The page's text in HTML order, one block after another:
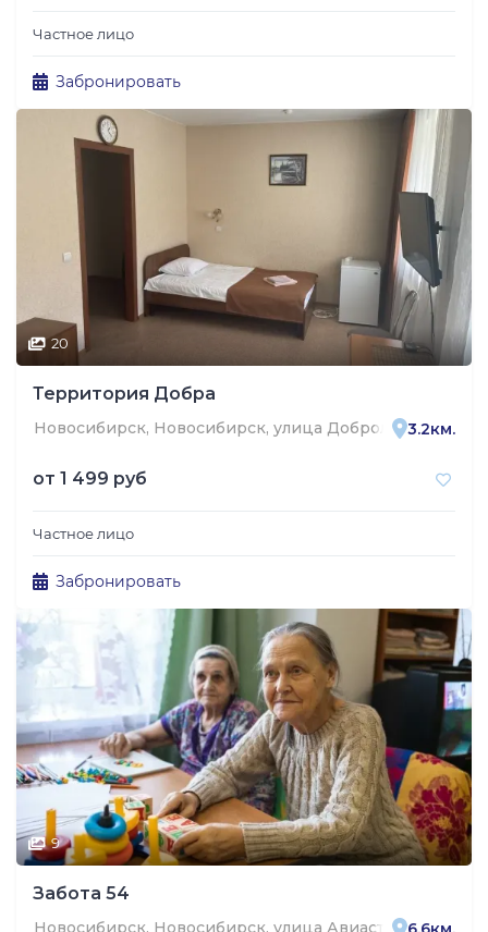
Частное лицо
Забронировать
20
Территория Добра
Новосибирск, Новосибирск, улица Добролюбова, 12/4
3.2км.
от 1 499 руб
Частное лицо
Забронировать
9
Забота 54
Новосибирск, Новосибирск, улица Авиастроителей,